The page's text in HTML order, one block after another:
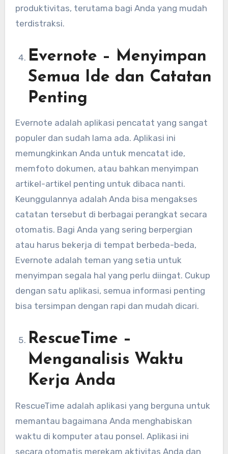
produktivitas, terutama bagi Anda yang mudah
terdistraksi.
Evernote – Menyimpan
Semua Ide dan Catatan
Penting
Evernote adalah aplikasi pencatat yang sangat
populer dan sudah lama ada. Aplikasi ini
memungkinkan Anda untuk mencatat ide,
memfoto dokumen, atau bahkan menyimpan
artikel-artikel penting untuk dibaca nanti.
Keunggulannya adalah Anda bisa mengakses
catatan tersebut di berbagai perangkat secara
otomatis. Bagi Anda yang sering berpergian
atau harus bekerja di tempat berbeda-beda,
Evernote adalah teman yang setia untuk
menyimpan segala hal yang perlu diingat. Cukup
dengan satu aplikasi, semua informasi penting
bisa tersimpan dengan rapi dan mudah dicari.
RescueTime –
Menganalisis Waktu
Kerja Anda
RescueTime adalah aplikasi yang berguna untuk
memantau bagaimana Anda menghabiskan
waktu di komputer atau ponsel. Aplikasi ini
secara otomatis merekam aktivitas Anda dan